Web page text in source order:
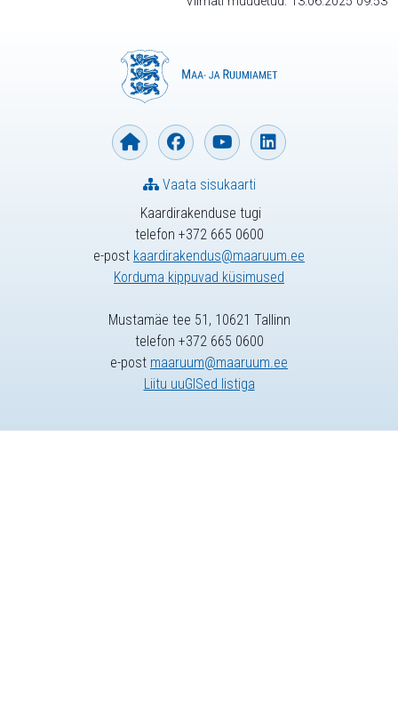
Kaardirakenduse tugi
telefon +372 665 0600
e-post kaardirakendus@maaruum.ee
Korduma kippuvad küsimused
Vaata sisukaarti
Mustamäe tee 51, 10621 Tallinn
telefon +372 665 0600
e-post maaruum@maaruum.ee
Liitu uuGISed listiga